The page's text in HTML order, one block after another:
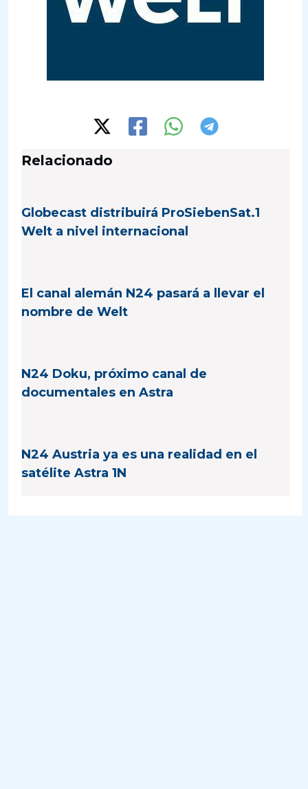
Relacionado
Globecast distribuirá ProSiebenSat.1
Welt a nivel internacional
El canal alemán N24 pasará a llevar el
nombre de Welt
N24 Doku, próximo canal de
documentales en Astra
N24 Austria ya es una realidad en el
satélite Astra 1N